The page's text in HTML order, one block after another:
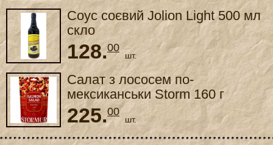
Соус соєвий Jolion Light 500 мл
скло
128.00
шт.
Салат з лососем по-
мексиканськи Storm 160 г
225.00
шт.